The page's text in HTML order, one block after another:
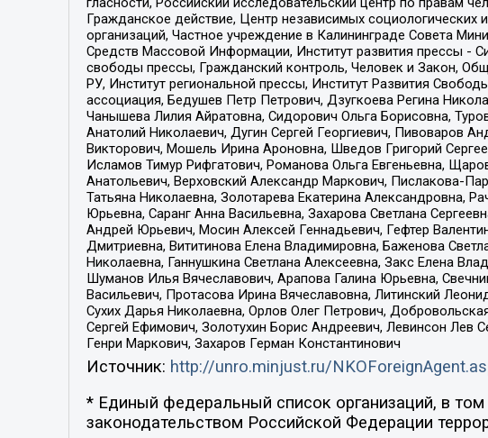
Гражданское действие, Центр независимых
организаций, Частное учреждение в Калининграде Совета
Средств Массовой Информации, Институт развития прессы -
свободы прессы, Гражданский контроль, Человек и Закон,
РУ, Институт региональной прессы, Институт Развития
ассоциация, Бедушев Петр Петрович, Дзугкоева Регина
Чанышева Лилия Айратовна, Сидорович Ольга Борисовна,
Анатолий Николаевич, Дугин Сергей Георгиевич, Пивоваров
Викторович, Мошель Ирина Ароновна, Шведов Григорий
Исламов Тимур Рифгатович, Романова Ольга Евгеньевна,
Анатольевич, Верховский Александр Маркович, Пислакова-
Татьяна Николаевна, Золотарева Екатерина Александровна,
Юрьевна, Саранг Анна Васильевна, Захарова Светлана
Андрей Юрьевич, Мосин Алексей Геннадьевич, Гефтер
Дмитриевна, Вититинова Елена Владимировна, Баженова
Николаевна, Ганнушкина Светлана Алексеевна, Закс Елена
Шуманов Илья Вячеславович, Арапова Галина Юрьевна,
Васильевич, Протасова Ирина Вячеславовна, Литинский
Сухих Дарья Николаевна, Орлов Олег Петрович,
Сергей Ефимович, Золотухин Борис Андреевич, Левинсон
Генри Маркович, Захаров Герман Константинович
Источник: http://unro.minjust.ru/
* Единый федеральный список организаций, в
законодательством Российской Федерации